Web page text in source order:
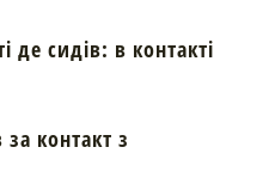
де сидів: в контакті
контакт з